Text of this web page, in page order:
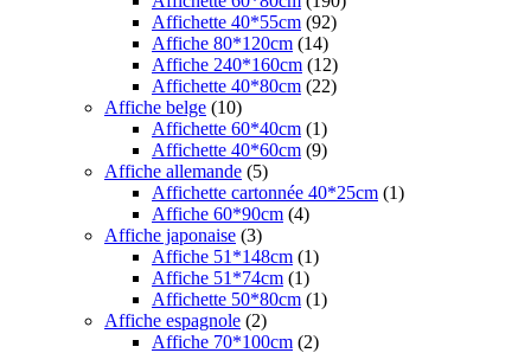
Affichette 40*55cm (92)
Affiche 80*120cm (14)
Affiche 240*160cm (12)
Affichette 40*80cm (22)
Affiche belge (10)
Affichette 60*40cm (1)
Affichette 40*60cm (9)
Affiche allemande (5)
Affichette cartonnée 40*25cm (1)
Affiche 60*90cm (4)
Affiche japonaise (3)
Affiche 51*148cm (1)
Affiche 51*74cm (1)
Affichette 50*80cm (1)
Affiche espagnole (2)
Affiche 70*100cm (2)